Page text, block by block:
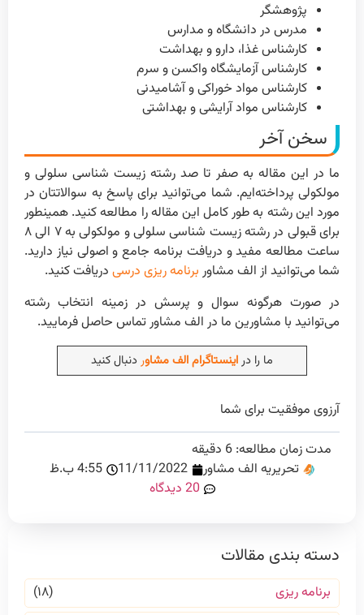
پژوهشگر
مدرس در دانشگاه و مدارس
کارشناس غذا، دارو و بهداشت
کارشناس آزمایشگاه واکسن و سرم
کارشناس مواد خوراکی و آشامیدنی
کارشناس مواد آرایشی و بهداشتی
سخن آخر
ما در این مقاله به صفر تا صد رشته زیست شناسی سلولی و
مولکولی پرداخته‌ایم. شما می‌توانید برای پاسخ به سوالاتتان در
مورد این رشته به طور کامل این مقاله را مطالعه کنید. همینطور
برای قبولی در رشته زیست شناسی سلولی و مولکولی به ۷ الی ۸
ساعت مطالعه مفید و دریافت برنامه جامع و اصولی نیاز دارید.
شما می‌توانید از الف مشاور برنامه ریزی درسی دریافت کنید.
در صورت هرگونه سوال و پرسش در زمینه انتخاب رشته
می‌توانید با مشاورین ما در الف مشاور تماس حاصل فرمایید.
ما را دراینستاگرام الف مشاوردنبال کنید
آرزوی موفقیت برای شما
مدت زمان مطالعه: 6 دقیقه
تحریریه الف مشاور
11/11/2022
4:55 ب.ظ
20 دیدگاه
دسته بندی مقالات
برنامه ریزی
(۱۸)